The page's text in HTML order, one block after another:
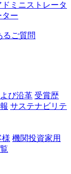
ミニストレータ
ー
るご質問
び沿革 受賞歴
サステナビリテ
様 機関投資家用